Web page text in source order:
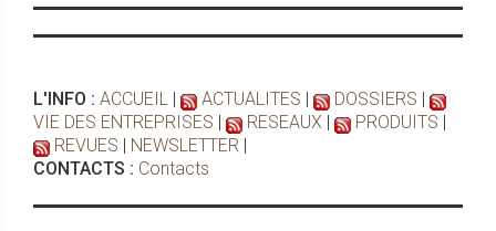
L'INFO : ACCUEIL | ACTUALITES | DOSSIERS |
VIE DES ENTREPRISES | RESEAUX | PRODUITS |
REVUES | NEWSLETTER |
CONTACTS : Contacts